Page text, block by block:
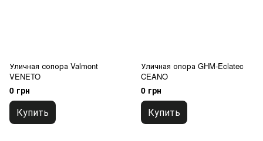
Уличная сопора Valmont
VENETO
0 грн
Купить
Уличная опора GHM-Eclatec
CEANO
0 грн
Купить